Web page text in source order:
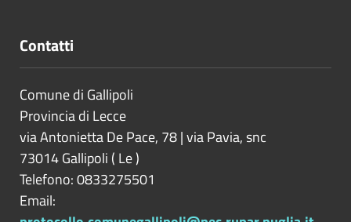
Contatti
Comune di Gallipoli
Provincia di Lecce
via Antonietta De Pace, 78 | via Pavia, snc
73014Gallipoli ( Le)
Telefono: 0833275501
Email: